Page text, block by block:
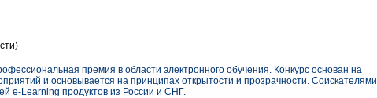
премия в области электронного обучения. Конкурс основан на
и основывается на принципах открытости и прозрачности. Соискателями
e-Learning продуктов из России и СНГ.